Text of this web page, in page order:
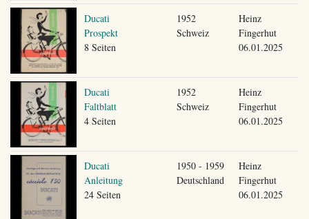
Ducati
Prospekt
8 Seiten
1952
Schweiz
Heinz
Fingerhut
06.01.2025
Ducati
Faltblatt
4 Seiten
1952
Schweiz
Heinz
Fingerhut
06.01.2025
Ducati
Anleitung
24 Seiten
1950 - 1959
Deutschland
Heinz
Fingerhut
06.01.2025